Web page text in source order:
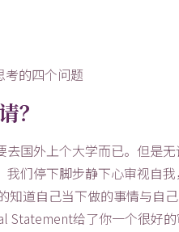
？
国外上个大学而已。但是
们停下脚步静下心审视自
道自己当下做的事情与自
给了你一个很好的